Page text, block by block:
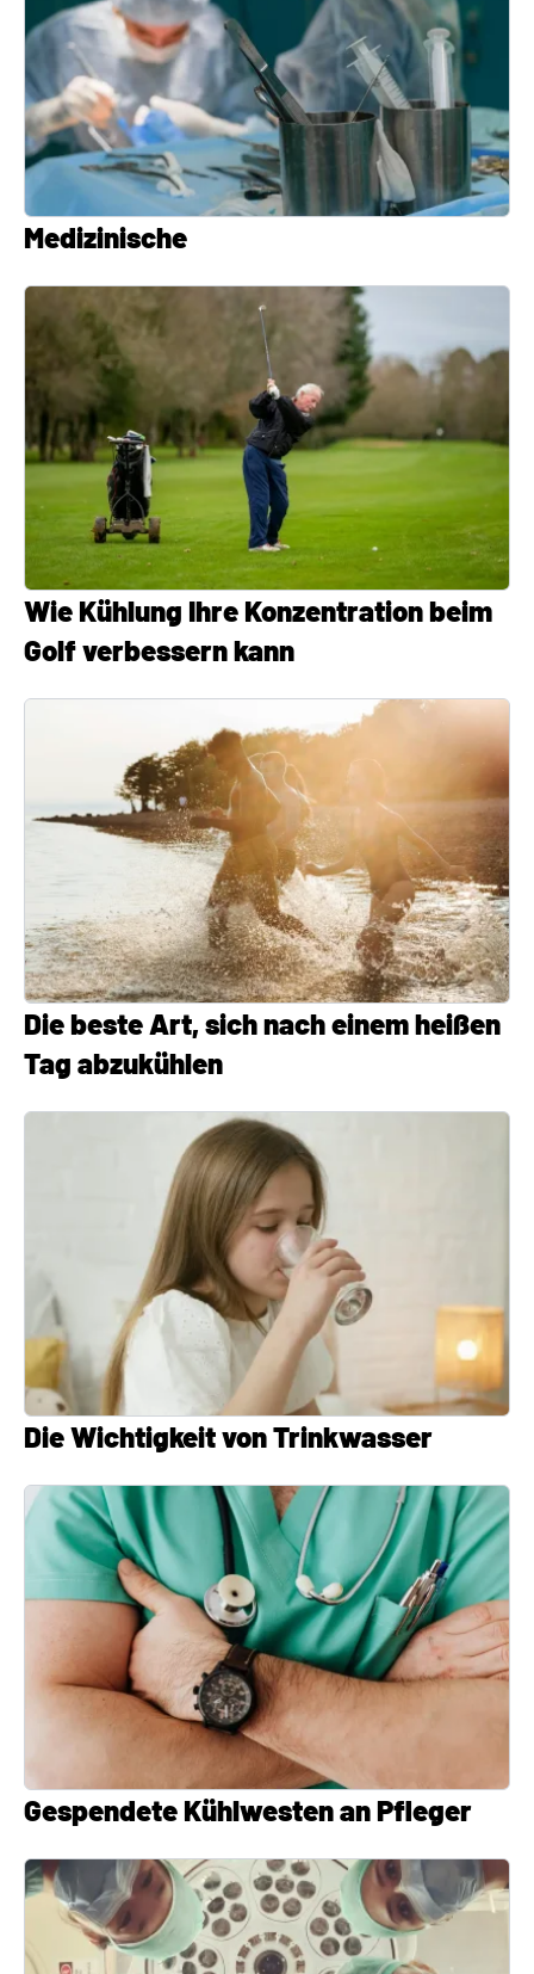
Medizinische
Wie Kühlung Ihre Konzentration beim
Golf verbessern kann
Die beste Art, sich nach einem heißen
Tag abzukühlen
Die Wichtigkeit von Trinkwasser
Gespendete Kühlwesten an Pfleger